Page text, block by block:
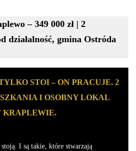
– 349 000 zł | 2
działalność, gmina Ostróda
STOI – ON PRACUJE. 2
I OSOBNY LOKAL
KRAPLEWIE.
I są takie, które stwarzają